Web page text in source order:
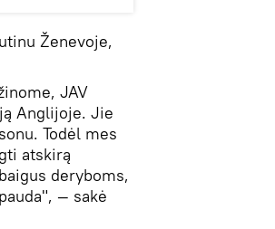
Ženevoje,
JAV
Anglijoje. Jie
Todėl mes
atskirą
deryboms,
— sakė